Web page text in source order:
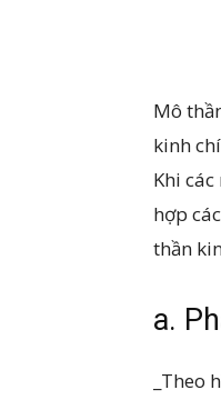
Mô
kinh
Khi
hợp
thần
a.